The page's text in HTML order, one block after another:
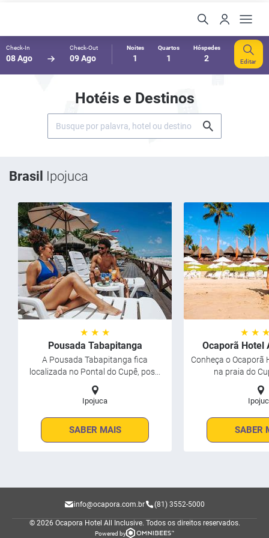
Check-In
08 Ago
Check-Out
09 Ago
Noites
1
Quartos
1
Hóspedes
2 Editar
Hotéis e Destinos
Brasil Ipojuca
★ ★ ★
Pousada Tabapitanga
A Pousada Tabapitanga fica
localizada no Pontal do Cupê, pos...
Ipojuca
SABER MAIS
★ ★
Ocaporã Hotel
Conheça o Ocaporã
na praia do
SABER
info@ocapora.com.br (81) 3552-5000
© 2026 Ocapora Hotel All Inclusive. Todos os direitos reservados.
Powered by